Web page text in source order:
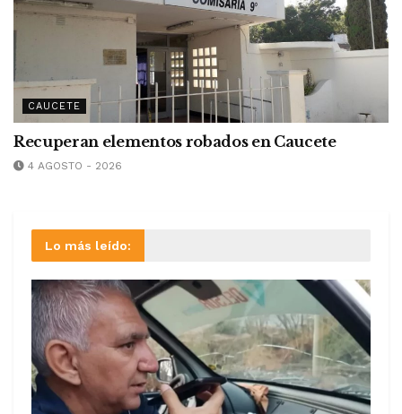
CAUCETE
Recuperan elementos robados en Caucete
4 AGOSTO - 2026
Lo más leído: